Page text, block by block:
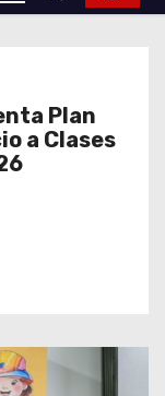
Plan
a Clases